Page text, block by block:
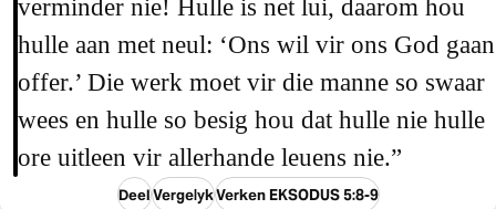
verminder nie! Hulle is net lui, daarom hou
hulle aan met neul: ‘Ons wil vir ons God gaan
offer.’ Die werk moet vir die manne so swaar
wees en hulle so besig hou dat hulle nie hulle
ore uitleen vir allerhande leuens nie.”
DeelVergelykVerken EKSODUS 5:8-9